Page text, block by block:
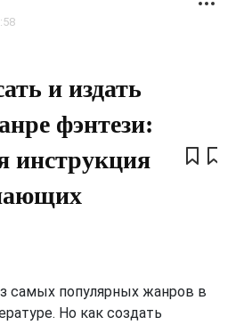
и издать
фэнтези:
инструкция
самых популярных жанров в
Но как создать